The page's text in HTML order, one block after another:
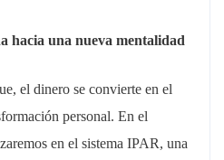
hacia una nueva mentalidad
el dinero se convierte en el
personal. En el
en el sistema IPAR, una